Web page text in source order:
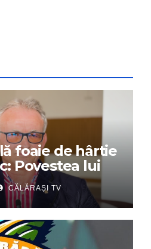
foaie de hârtie
Povestea lui
CĂLĂRAȘI TV